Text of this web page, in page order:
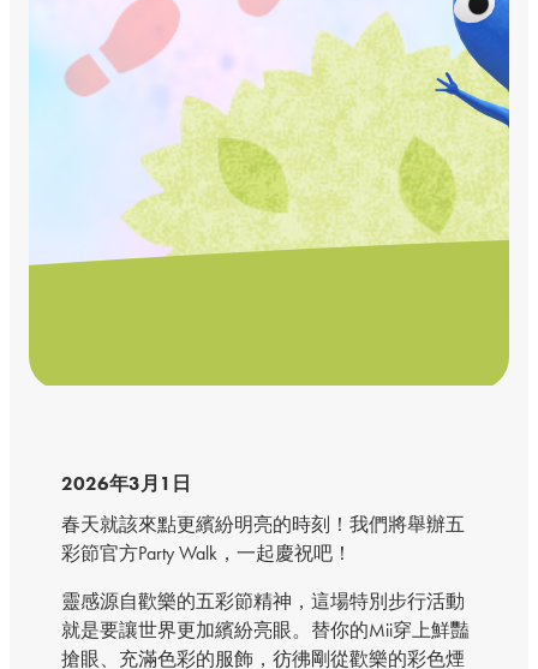
2026年3月1日
春天就該來點更繽紛明亮的時刻！我們將舉辦五
彩節官方Party Walk，一起慶祝吧！
靈感源自歡樂的五彩節精神，這場特別步行活動
就是要讓世界更加繽紛亮眼。替你的Mii穿上鮮豔
搶眼、充滿色彩的服飾，彷彿剛從歡樂的彩色煙